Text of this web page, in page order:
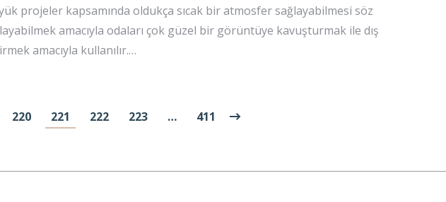
projeler kapsamında oldukça sıcak bir atmosfer sağlayabilmesi söz
amacıyla odaları çok güzel bir görüntüye kavuşturmak ile dış
amacıyla kullanılır.…
220 221 222 223 … 411